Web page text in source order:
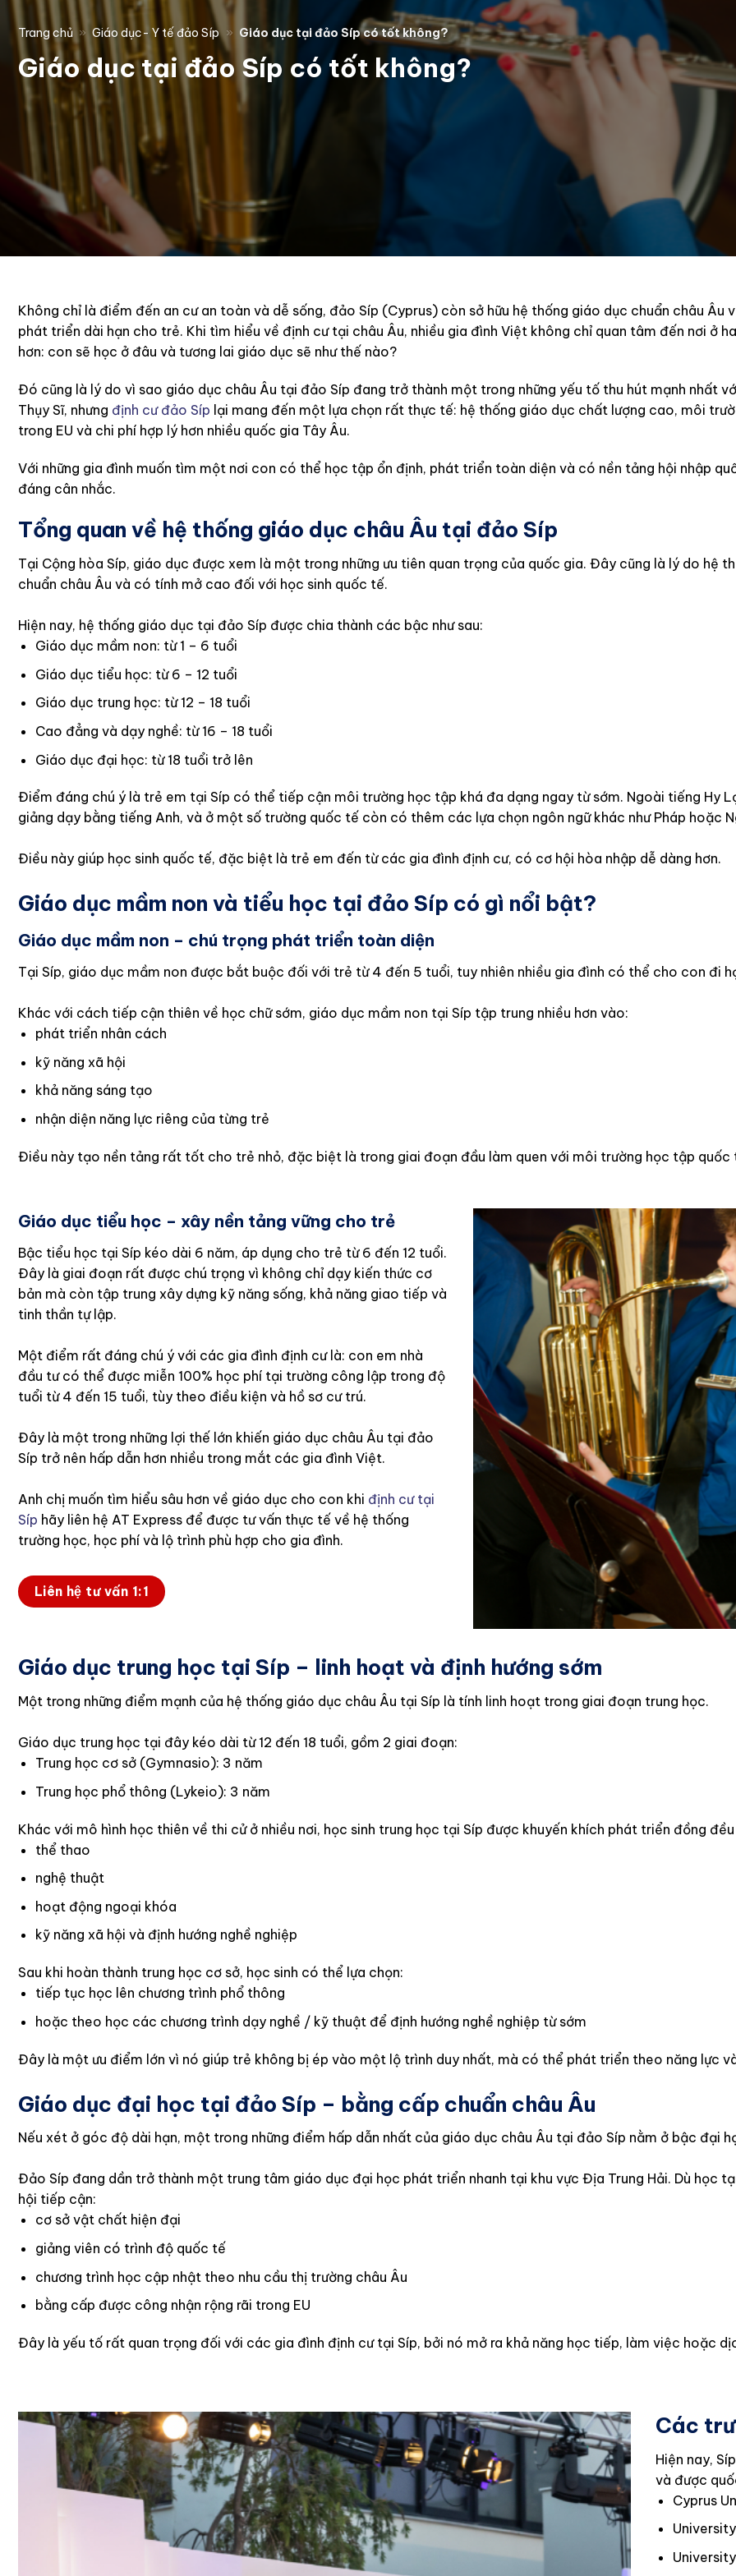
Trang chủ » Giáo dục- Y tế đảo Síp » Giáo dục tại đảo Síp có tốt không?
Giáo dục tại đảo Síp có tốt không?
Không chỉ là điểm đến an cư an toàn và dễ sống, đảo Síp (Cyprus) còn sở hữu hệ thống giáo dục chuẩn châu
phát triển dài hạn cho trẻ. Khi tìm hiểu về định cư tại châu Âu, nhiều gia đình Việt không chỉ quan tâm đến nơi ở
hơn: con sẽ học ở đâu và tương lai giáo dục sẽ như thế nào?
Đó cũng là lý do vì sao giáo dục châu Âu tại đảo Síp đang trở thành một trong những yếu tố thu hút mạnh nhất
Thụy Sĩ, nhưng định cư đảo Síp lại mang đến một lựa chọn rất thực tế: hệ thống giáo dục chất lượng cao, môi
trong EU và chi phí hợp lý hơn nhiều quốc gia Tây Âu.
Với những gia đình muốn tìm một nơi con có thể học tập ổn định, phát triển toàn diện và có nền tảng hội nhập
đáng cân nhắc.
Tổng quan về hệ thống giáo dục châu Âu tại đảo Síp
Tại Cộng hòa Síp, giáo dục được xem là một trong những ưu tiên quan trọng của quốc gia. Đây cũng là lý do hệ
chuẩn châu Âu và có tính mở cao đối với học sinh quốc tế.
Hiện nay, hệ thống giáo dục tại đảo Síp được chia thành các bậc như sau:
Giáo dục mầm non: từ 1 – 6 tuổi
Giáo dục tiểu học: từ 6 – 12 tuổi
Giáo dục trung học: từ 12 – 18 tuổi
Cao đẳng và dạy nghề: từ 16 – 18 tuổi
Giáo dục đại học: từ 18 tuổi trở lên
Điểm đáng chú ý là trẻ em tại Síp có thể tiếp cận môi trường học tập khá đa dạng ngay từ sớm. Ngoài tiếng Hy
giảng dạy bằng tiếng Anh, và ở một số trường quốc tế còn có thêm các lựa chọn ngôn ngữ khác như Pháp hoặc
Điều này giúp học sinh quốc tế, đặc biệt là trẻ em đến từ các gia đình định cư, có cơ hội hòa nhập dễ dàng hơn.
Giáo dục mầm non và tiểu học tại đảo Síp có gì nổi bật?
Giáo dục mầm non – chú trọng phát triển toàn diện
Tại Síp, giáo dục mầm non được bắt buộc đối với trẻ từ 4 đến 5 tuổi, tuy nhiên nhiều gia đình có thể cho con đi
Khác với cách tiếp cận thiên về học chữ sớm, giáo dục mầm non tại Síp tập trung nhiều hơn vào:
phát triển nhân cách
kỹ năng xã hội
khả năng sáng tạo
nhận diện năng lực riêng của từng trẻ
Điều này tạo nền tảng rất tốt cho trẻ nhỏ, đặc biệt là trong giai đoạn đầu làm quen với môi trường học tập quốc
Giáo dục tiểu học – xây nền tảng vững cho trẻ
Bậc tiểu học tại Síp kéo dài 6 năm, áp dụng cho trẻ từ 6 đến 12 tuổi.
Đây là giai đoạn rất được chú trọng vì không chỉ dạy kiến thức cơ
bản mà còn tập trung xây dựng kỹ năng sống, khả năng giao tiếp và
tinh thần tự lập.
Một điểm rất đáng chú ý với các gia đình định cư là: con em nhà
đầu tư có thể được miễn 100% học phí tại trường công lập trong độ
tuổi từ 4 đến 15 tuổi, tùy theo điều kiện và hồ sơ cư trú.
Đây là một trong những lợi thế lớn khiến giáo dục châu Âu tại đảo
Síp trở nên hấp dẫn hơn nhiều trong mắt các gia đình Việt.
Anh chị muốn tìm hiểu sâu hơn về giáo dục cho con khi định cư tại
Síp hãy liên hệ AT Express để được tư vấn thực tế về hệ thống
trường học, học phí và lộ trình phù hợp cho gia đình.
Liên hệ tư vấn 1:1
Giáo dục trung học tại Síp – linh hoạt và định hướng sớm
Một trong những điểm mạnh của hệ thống giáo dục châu Âu tại Síp là tính linh hoạt trong giai đoạn trung học.
Giáo dục trung học tại đây kéo dài từ 12 đến 18 tuổi, gồm 2 giai đoạn:
Trung học cơ sở (Gymnasio): 3 năm
Trung học phổ thông (Lykeio): 3 năm
Khác với mô hình học thiên về thi cử ở nhiều nơi, học sinh trung học tại Síp được khuyến khích phát triển đồng
thể thao
nghệ thuật
hoạt động ngoại khóa
kỹ năng xã hội và định hướng nghề nghiệp
Sau khi hoàn thành trung học cơ sở, học sinh có thể lựa chọn:
tiếp tục học lên chương trình phổ thông
hoặc theo học các chương trình dạy nghề / kỹ thuật để định hướng nghề nghiệp từ sớm
Đây là một ưu điểm lớn vì nó giúp trẻ không bị ép vào một lộ trình duy nhất, mà có thể phát triển theo năng lực
Giáo dục đại học tại đảo Síp – bằng cấp chuẩn châu Âu
Nếu xét ở góc độ dài hạn, một trong những điểm hấp dẫn nhất của giáo dục châu Âu tại đảo Síp nằm ở bậc đại
Đảo Síp đang dần trở thành một trung tâm giáo dục đại học phát triển nhanh tại khu vực Địa Trung Hải. Dù học
hội tiếp cận:
cơ sở vật chất hiện đại
giảng viên có trình độ quốc tế
chương trình học cập nhật theo nhu cầu thị trường châu Âu
bằng cấp được công nhận rộng rãi trong EU
Đây là yếu tố rất quan trọng đối với các gia đình định cư tại Síp, bởi nó mở ra khả năng học tiếp, làm việc hoặc
Các
Hiện nay,
và được
Cyprus